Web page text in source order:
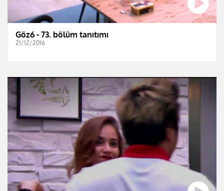
Göz6 - 73. bölüm tanıtımı
21/12/2016